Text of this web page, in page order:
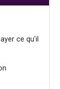
ce qu'il